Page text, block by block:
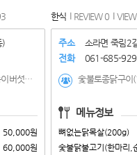
)
능이버섯오리백숙, 능이버섯닭백숙, 닭볶음탕, 능이버섯삼계탕, 능이버섯닭곰탕(점심특선)
50,000원
60,000원
한식 REVIEW 0
주소
소라면 죽림2
전화
061-685-
메뉴정보
뼈없는닭목살(200g)
숯불닭불고기(한마리,